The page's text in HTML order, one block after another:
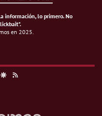
información, lo primero.No
en 2025.
Google Discover